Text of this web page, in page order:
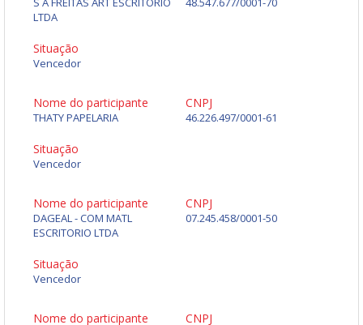
LTDA
Situação
Vencedor
Nome do participante
THATY PAPELARIA
CNPJ
46.226.497/0001-61
Situação
Vencedor
Nome do participante
DAGEAL - COM MATL
ESCRITORIO LTDA
CNPJ
07.245.458/0001-50
Situação
Vencedor
Nome do participante CNPJ